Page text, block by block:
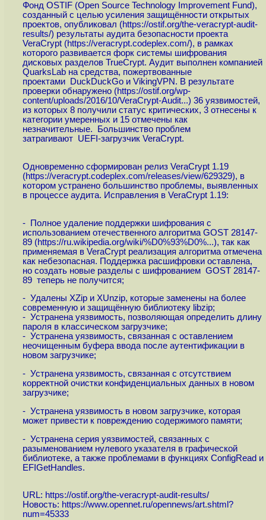
Фонд OSTIF (Open Source Technology Improvement Fund),
созданный с целью усиления защищённости открытых
проектов, опубликовал (https://ostif.org/the-veracrypt-audit-
results/) результаты аудита безопасности проекта
VeraCrypt (https://veracrypt.codeplex.com/), в рамках
которого развивается форк системы шифрования
дисковых разделов TrueCrypt. Аудит выполнен компанией
QuarksLab на средства, пожертвованные
проектами DuckDuckGo и VikingVPN. В результате
проверки обнаружено (https://ostif.org/wp-
content/uploads/2016/10/VeraCrypt-Audit...) 36 уязвимостей,
из которых 8 получили статус критических, 3 отнесены к
категории умеренных и 15 отмечены как
незначительные. Большинство проблем
затрагивают UEFI-загрузчик VeraCrypt.
Одновременно сформирован релиз VeraCrypt 1.19
(https://veracrypt.codeplex.com/releases/view/629329), в
котором устранено большинство проблемы, выявленных
в процессе аудита. Исправления в VeraCrypt 1.19:
- Полное удаление поддержки шифрования с
использованием отечественного алгоритма GOST 28147-
89 (https://ru.wikipedia.org/wiki/%D0%93%D0%...), так как
применяемая в VeraCrypt реализация алгоритма отмечена
как небезопасная. Поддержка расшифровки оставлена,
но создать новые разделы с шифрованием GOST 28147-
89 теперь не получится;
- Удалены XZip и XUnzip, которые заменены на более
современную и защищённую библиотеку libzip;
- Устранена уязвимость, позволяющая определить длину
пароля в классическом загрузчике;
- Устранена уязвимость, связанная с оставлением
неочищенным буфера ввода после аутентификации в
новом загрузчике;
- Устранена уязвимость, связанная с отсутствием
корректной очистки конфиденциальных данных в новом
загрузчике;
- Устранена уязвимость в новом загрузчике, которая
может привести к повреждению содержимого памяти;
- Устранена серия уязвимостей, связанных с
разыменованием нулевого указателя в графической
библиотеке, а также проблемами в функциях ConfigRead и
EFIGetHandles.
URL: https://ostif.org/the-veracrypt-audit-results/
Новость: https://www.opennet.ru/opennews/art.shtml?
num=45333